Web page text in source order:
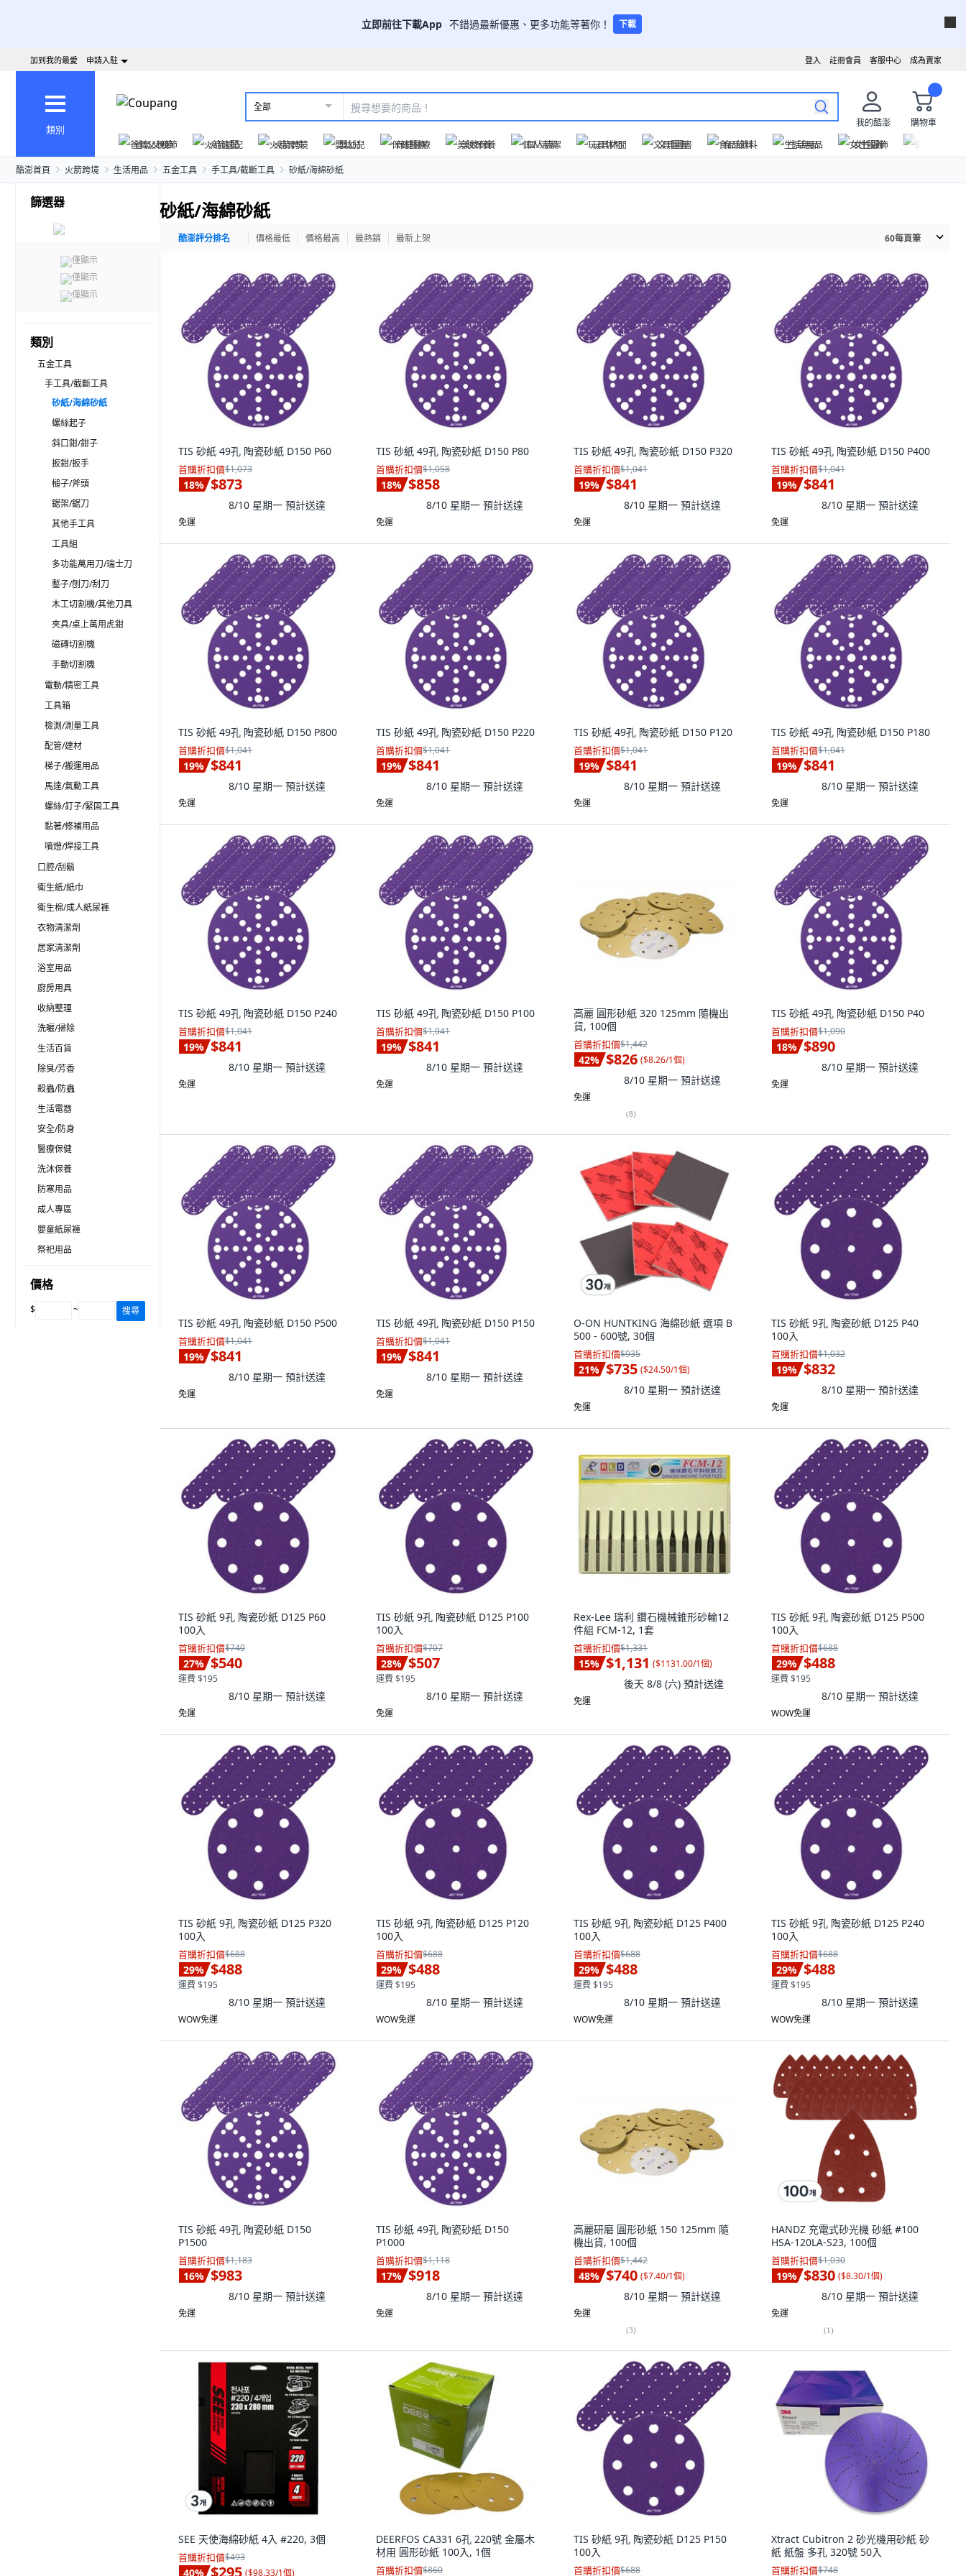
立即前往下載App 不錯過最新優惠、更多功能等著你！ 下載
成為賣家
客服中心
註冊會員
登入
加到我的最愛 申請入駐
類別
全部
我的酷澎
購物車
爸氣父親節
火箭速配 火箭跨境 嬰幼兒 保健醫療 美妝保養 個人清潔 玩具休閒 文具圖書 食品飲料 生活用品 女性服飾
酷澎首頁 火箭跨境 生活用品 五金工具 手工具/截斷工具 砂紙/海綿砂紙
篩選器
僅顯示
僅顯示
僅顯示
類別
五金工具
手工具/截斷工具
砂紙/海綿砂紙
螺絲起子
斜口鉗/鉗子
扳鉗/扳手
槌子/斧頭
鋸架/鋸刀
其他手工具
工具組
多功能萬用刀/瑞士刀
鏨子/刨刀/刮刀
木工切割機/其他刀具
夾具/桌上萬用虎鉗
磁磚切割機
手動切割機
電動/精密工具
工具箱
檢測/測量工具
配管/建材
梯子/搬運用品
馬達/氣動工具
螺絲/釘子/緊固工具
黏著/修補用品
噴燈/焊接工具
口腔/刮鬍
衛生紙/紙巾
衛生棉/成人紙尿褲
衣物清潔劑
居家清潔劑
浴室用品
廚房用具
收納整理
洗曬/掃除
生活百貨
除臭/芳香
殺蟲/防蟲
生活電器
安全/防身
醫療保健
洗沐保養
防寒用品
成人專區
嬰童紙尿褲
祭祀用品
價格
$ ~ 搜尋
砂紙/海綿砂紙
酷澎評分排名 價格最低 價格最高 最熱銷 最新上架 60每頁筆
TIS 砂紙 49孔 陶瓷砂紙 D150 P60
首購折扣價$1,073
18% $873
8/10 星期一 預計送達
免運
TIS 砂紙 49孔 陶瓷砂紙 D150 P80
首購折扣價$1,058
18% $858
8/10 星期一 預計送達
免運
TIS 砂紙 49孔 陶瓷砂紙 D150 P320
首購折扣價$1,041
19% $841
8/10 星期一 預計送達
免運
TIS 砂紙 49孔 陶瓷砂紙 D150 P400
首購折扣價$1,041
19% $841
8/10 星期一 預計送達
免運
TIS 砂紙 49孔 陶瓷砂紙 D150 P800
首購折扣價$1,041
19% $841
8/10 星期一 預計送達
免運
TIS 砂紙 49孔 陶瓷砂紙 D150 P220
首購折扣價$1,041
19% $841
8/10 星期一 預計送達
免運
TIS 砂紙 49孔 陶瓷砂紙 D150 P120
首購折扣價$1,041
19% $841
8/10 星期一 預計送達
免運
TIS 砂紙 49孔 陶瓷砂紙 D150 P180
首購折扣價$1,041
19% $841
8/10 星期一 預計送達
免運
TIS 砂紙 49孔 陶瓷砂紙 D150 P240
首購折扣價$1,041
19% $841
8/10 星期一 預計送達
免運
TIS 砂紙 49孔 陶瓷砂紙 D150 P100
首購折扣價$1,041
19% $841
8/10 星期一 預計送達
免運
高麗 圓形砂紙 320 125mm 隨機出
貨, 100個
首購折扣價$1,442
42% $826 ($8.26/1個)
8/10 星期一 預計送達
免運
(8)
TIS 砂紙 49孔 陶瓷砂紙 D150 P40
首購折扣價$1,090
18% $890
8/10 星期一 預計送達
免運
TIS 砂紙 49孔 陶瓷砂紙 D150 P500
首購折扣價$1,041
19% $841
8/10 星期一 預計送達
免運
TIS 砂紙 49孔 陶瓷砂紙 D150 P150
首購折扣價$1,041
19% $841
8/10 星期一 預計送達
免運
O-ON HUNTKING 海綿砂紙 選項 B
500 - 600號, 30個
首購折扣價$935
21% $735 ($24.50/1個)
8/10 星期一 預計送達
免運
TIS 砂紙 9孔 陶瓷砂紙 D125 P40
100入
首購折扣價$1,032
19% $832
8/10 星期一 預計送達
免運
TIS 砂紙 9孔 陶瓷砂紙 D125 P60
100入
首購折扣價$740
27% $540
運費 $195
8/10 星期一 預計送達
免運
TIS 砂紙 9孔 陶瓷砂紙 D125 P100
100入
首購折扣價$707
28% $507
運費 $195
8/10 星期一 預計送達
免運
Rex-Lee 瑞利 鑽石機械錐形砂輪12
件組 FCM-12, 1套
首購折扣價$1,331
15% $1,131 ($1131.00/1個)
後天 8/8 (六) 預計送達
免運
TIS 砂紙 9孔 陶瓷砂紙 D125 P500
100入
首購折扣價$688
29% $488
運費 $195
8/10 星期一 預計送達
WOW免運
TIS 砂紙 9孔 陶瓷砂紙 D125 P320
100入
首購折扣價$688
29% $488
運費 $195
8/10 星期一 預計送達
WOW免運
TIS 砂紙 9孔 陶瓷砂紙 D125 P120
100入
首購折扣價$688
29% $488
運費 $195
8/10 星期一 預計送達
WOW免運
TIS 砂紙 9孔 陶瓷砂紙 D125 P400
100入
首購折扣價$688
29% $488
運費 $195
8/10 星期一 預計送達
WOW免運
TIS 砂紙 9孔 陶瓷砂紙 D125 P240
100入
首購折扣價$688
29% $488
運費 $195
8/10 星期一 預計送達
WOW免運
TIS 砂紙 49孔 陶瓷砂紙 D150
P1500
首購折扣價$1,183
16% $983
8/10 星期一 預計送達
免運
TIS 砂紙 49孔 陶瓷砂紙 D150
P1000
首購折扣價$1,118
17% $918
8/10 星期一 預計送達
免運
高麗研磨 圓形砂紙 150 125mm 隨
機出貨, 100個
首購折扣價$1,442
48% $740 ($7.40/1個)
8/10 星期一 預計送達
免運
(3)
HANDZ 充電式砂光機 砂紙 #100
HSA-120LA-S23, 100個
首購折扣價$1,030
19% $830 ($8.30/1個)
8/10 星期一 預計送達
免運
(1)
SEE 天使海綿砂紙 4入 #220, 3個
首購折扣價$493
40% $295 ($98.33/1個)
DEERFOS CA331 6孔 220號 金屬木
材用 圓形砂紙 100入, 1個
首購折扣價$860
TIS 砂紙 9孔 陶瓷砂紙 D125 P150
100入
首購折扣價$688
Xtract Cubitron 2 砂光機用砂紙 砂
紙 紙盤 多孔 320號 50入
首購折扣價$748